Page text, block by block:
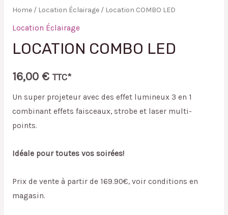
Home/ Location Éclairage/ Location COMBO LED
Location Éclairage
LOCATION COMBO LED
16,00 € TTC*
Un super projeteur avec des effet lumineux 3 en 1
combinant effets faisceaux, strobe et laser multi-
points.
Idéale pour toutes vos soirées!
Prix de vente à partir de 169.90€, voir conditions en
magasin.